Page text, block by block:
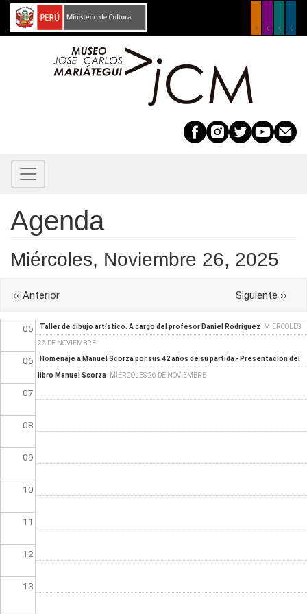
Pasar
Agenda
Miércoles, Noviembre 26, 2025
Paginación
‹‹ Anterior Siguiente ››
Before
01
02
03
04
05
06
07
08
09
10
11
12
13
Taller de dibujo artístico. A cargo del profesor Daniel Rodríguez MIERCOLES
26 DE NOVIEMBRE
Homenaje a Manuel Scorza por sus 42 años de su partida - Presentación del
libro Manuel Scorza MIERCOLES 26 DE NOVIEMBRE